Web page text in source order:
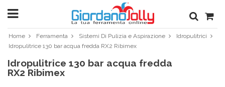
Home Ferramenta Sistemi Di Pulizia e Aspirazione
Idropulitrici
Idropulitrice 130 bar acqua fredda RX2 Ribimex
Idropulitrice 130 bar acqua fredda
RX2 Ribimex